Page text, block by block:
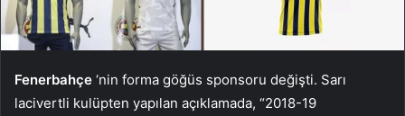
Fenerbahçe ‘nin forma göğüs sponsoru değişti. Sarı
lacivertli kulüpten yapılan açıklamada, “2018-19